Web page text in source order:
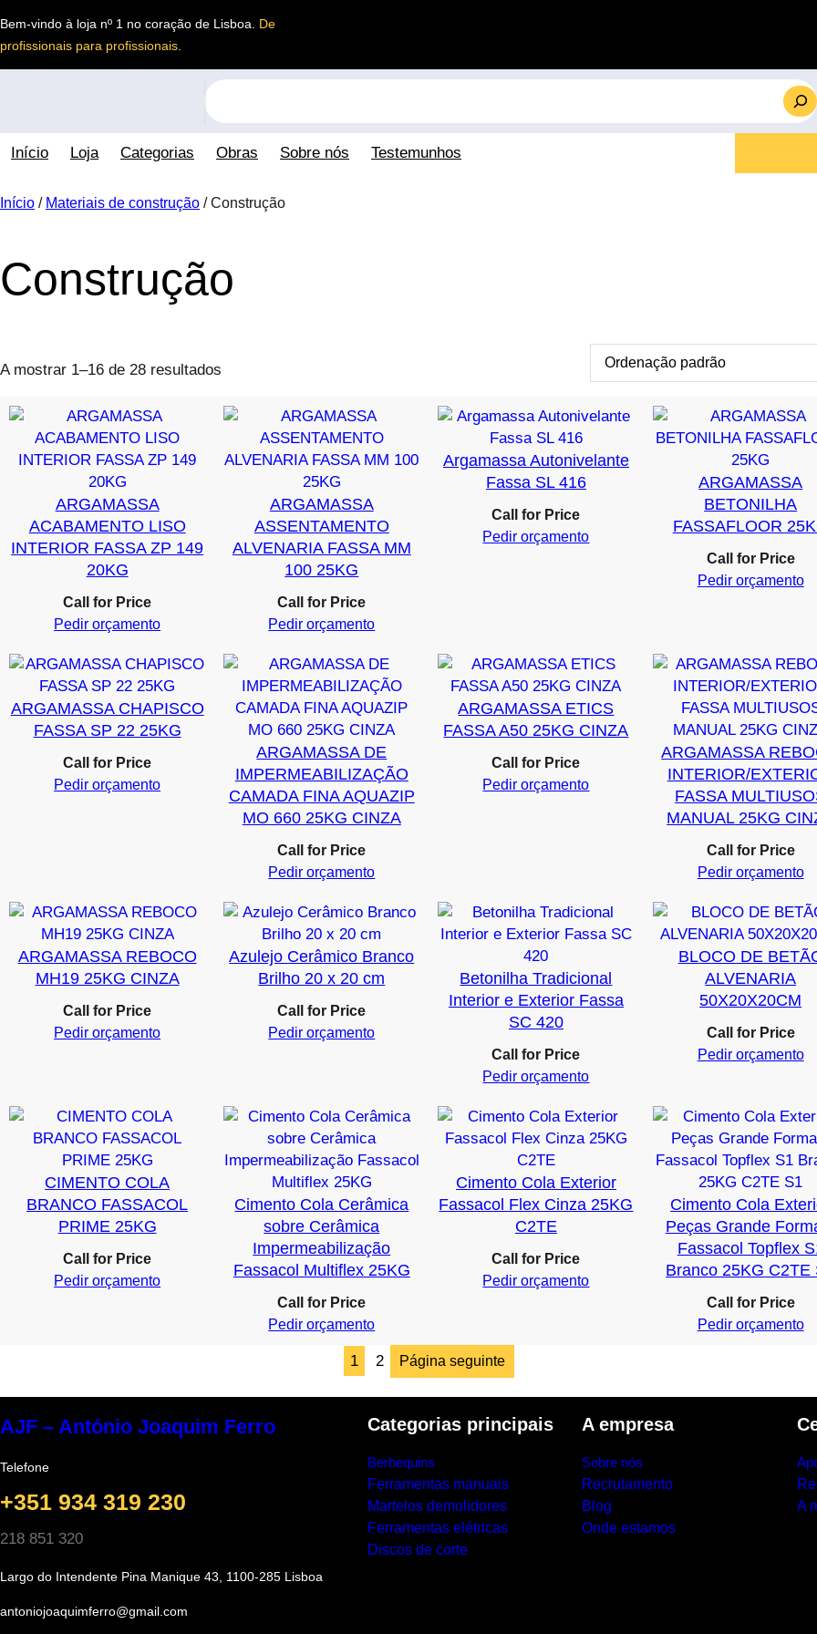
para
o
conteúdo
Bem-vindo à loja nº 1 no coração de Lisboa. De
profissionais para profissionais
S
e
a
h
Início Loja Categorias Obras Sobre nós Testemunhos
Início / Materiais de construção / Construção
Construção
A mostrar 1–16 de 28 resultados
ARGAMASSA
ACABAMENTO LISO
INTERIOR FASSA ZP 149
20KG
Call for Price
Pedir orçamento
ARGAMASSA
ASSENTAMENTO
ALVENARIA FASSA MM
100 25KG
Call for Price
Pedir orçamento
Argamassa Autonivelante
Fassa SL 416
Call for Price
Pedir orçamento
ARGAMASSA
BETONILHA
FASSAFLOOR
Call for Price
Pedir orçamento
ARGAMASSA CHAPISCO
FASSA SP 22 25KG
Call for Price
Pedir orçamento
ARGAMASSA DE
IMPERMEABILIZAÇÃO
CAMADA FINA AQUAZIP
MO 660 25KG CINZA
Call for Price
Pedir orçamento
ARGAMASSA ETICS
FASSA A50 25KG CINZA
Call for Price
Pedir orçamento
ARGAMASSA
INTERIOR/
FASSA
MANUAL 25KG
Call for Price
Pedir orçamento
ARGAMASSA REBOCO
MH19 25KG CINZA
Call for Price
Pedir orçamento
Azulejo Cerâmico Branco
Brilho 20 x 20 cm
Call for Price
Pedir orçamento
Betonilha Tradicional
Interior e Exterior Fassa
SC 420
Call for Price
Pedir orçamento
BLOCO DE
ALVENARIA
50X20X20CM
Call for Price
Pedir orçamento
CIMENTO COLA
BRANCO FASSACOL
PRIME 25KG
Call for Price
Pedir orçamento
Cimento Cola Cerâmica
sobre Cerâmica
Impermeabilização
Fassacol Multiflex 25KG
Call for Price
Pedir orçamento
Cimento Cola Exterior
Fassacol Flex Cinza 25KG
C2TE
Call for Price
Pedir orçamento
Cimento Cola
Peças Grande
Fassacol Topflex
Branco 25KG C2TE
Call for Price
Pedir orçamento
1 2 Página seguinte
AJF – António Joaquim Ferro
Telefone
+351 934 319 230
218 851 320
Largo do Intendente Pina Manique 43, 1100-285 Lisboa
antoniojoaquimferro@gmail.com
Categorias principais
Berbequins
Ferramentas manuais
Martelos demolidores
Ferramentas elétricas
Discos de corte
A empresa
Sobre nós
Recrutamento
Blog
Onde estamos
A